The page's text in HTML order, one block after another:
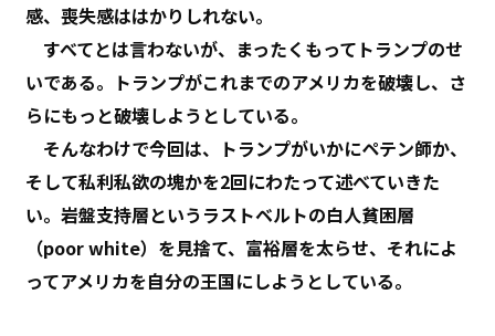
感、喪失感ははかりしれない。
すべてとは言わないが、まったくもってトランプのせ
いである。トランプがこれまでのアメリカを破壊し、さ
らにもっと破壊しようとしている。
そんなわけで今回は、トランプがいかにペテン師か、
そして私利私欲の塊かを2回にわたって述べていきた
い。岩盤支持層というラストベルトの白人貧困層
（poor white）を見捨て、富裕層を太らせ、それによ
ってアメリカを自分の王国にしようとしている。